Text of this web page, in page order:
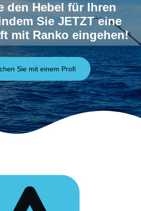
den Hebel für Ihren
Sie JETZT eine
mit Ranko eingehen!
Sie mit einem Profi